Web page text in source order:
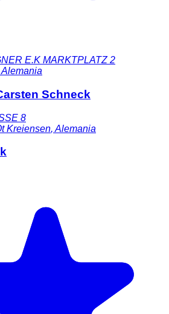
E.K MARKTPLATZ 2
Alemania
Schneck
8
Kreiensen, Alemania